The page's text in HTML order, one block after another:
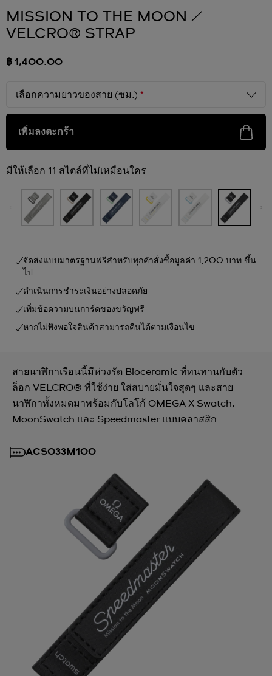
MISSION TO THE MOON /
VELCRO® STRAP
฿ 1,400.00
เลือกความยาวของสาย (ซม.) *
เพิ่มลงตะกร้า
มีให้เลือก 11 สไตล์ที่ไม่เหมือนใคร
จัดส่งแบบมาตรฐานฟรีสำหรับทุกคำสั่งซื้อมูลค่า 1,200 บาท ขึ้น
ไป
ดำเนินการชำระเงินอย่างปลอดภัย
เพิ่มข้อความบนการ์ดของขวัญฟรี
หากไม่พึงพอใจสินค้าสามารถคืนได้ตามเงื่อนไข
สายนาฬิกาเรือนนี้มีห่วงรัด Bioceramic ที่ทนทานกับตัว
ล็อก VELCRO® ที่ใช้ง่าย ใส่สบายมั่นใจสุดๆ และสาย
นาฬิกาทั้งหมดมาพร้อมกับโลโก้ OMEGA X Swatch,
MoonSwatch และ Speedmaster แบบคลาสสิก
ACSO33M100